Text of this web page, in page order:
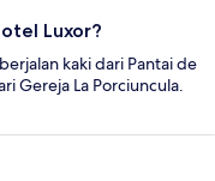
Luxor?
kaki dari Pantai de
Gereja La Porciuncula.